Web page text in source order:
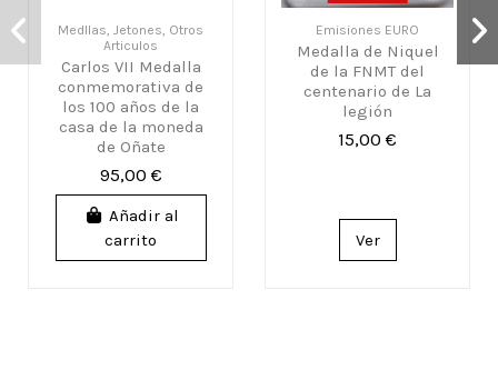
Medllas, Jetones, Otros
Articulos
Carlos VII Medalla
conmemorativa de
los 100 años de la
casa de la moneda
de Oñate
95,00 €
Añadir al
carrito
Emisiones EURO
Medalla de Niquel
de la FNMT del
centenario de La
legión
15,00 €
Ver